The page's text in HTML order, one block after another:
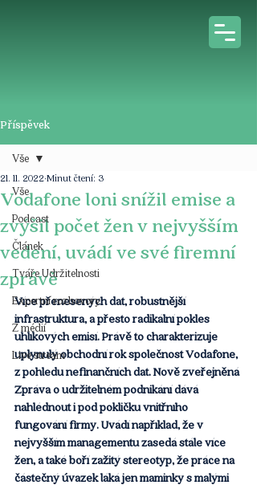
Příspěvek
Vše
Podcast
Článek
Tváře Udržitelnosti
Expertní rozhovory
Z médií
Live stream
Vše
Vodafone loni snížil emise a
zvýšil počet žen v nejvyšším
vedení, uvádí ve své firemní
zprávě
21. 11. 2022 Minut čtení: 3
Více přenesených dat, robustnější
infrastruktura, a přesto radikální pokles
uhlíkových emisí. Právě to charakterizuje
uplynulý obchodní rok společnost Vodafone,
z pohledu nefinančních dat. Nově zveřejněná
Zpráva o udržitelném podnikání dává
nahlédnout i pod pokličku vnitřního
fungování firmy. Uvádí například, že v
nejvyšším managementu zasedá stále více
žen, a také boří zažitý stereotyp, že práce na
částečný úvazek láká jen maminky s malými